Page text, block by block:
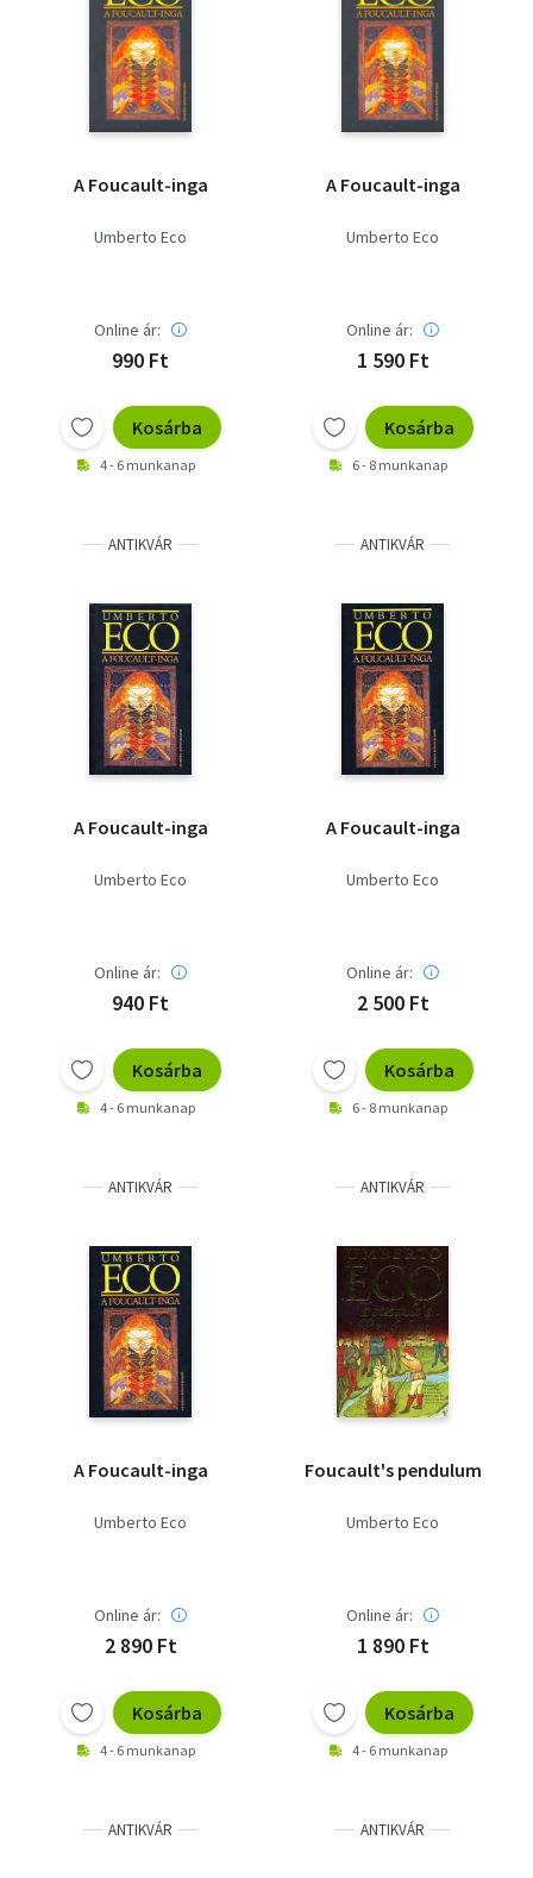
A Foucault-inga
Umberto Eco
Online ár:
990 Ft
Kosárba
4 - 6 munkanap
A Foucault-inga
Umberto Eco
Online ár:
1 590 Ft
Kosárba
6 - 8 munkanap
ANTIKVÁR
A Foucault-inga
Umberto Eco
Online ár:
940 Ft
Kosárba
4 - 6 munkanap
ANTIKVÁR
A Foucault-inga
Umberto Eco
Online ár:
2 500 Ft
Kosárba
6 - 8 munkanap
ANTIKVÁR
A Foucault-inga
Umberto Eco
Online ár:
2 890 Ft
Kosárba
4 - 6 munkanap
ANTIKVÁR
Foucault's pendulum
Umberto Eco
Online ár:
1 890 Ft
Kosárba
4 - 6 munkanap
ANTIKVÁR ANTIKVÁR